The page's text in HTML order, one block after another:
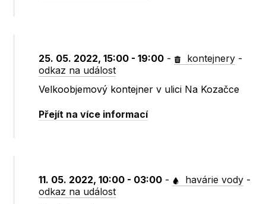
25. 05. 2022, 15:00 - 19:00 - kontejnery -
odkaz na událost
Velkoobjemový kontejner v ulici Na Kozačce
Přejít na více informací
11. 05. 2022, 10:00 - 03:00 - havárie vody -
odkaz na událost